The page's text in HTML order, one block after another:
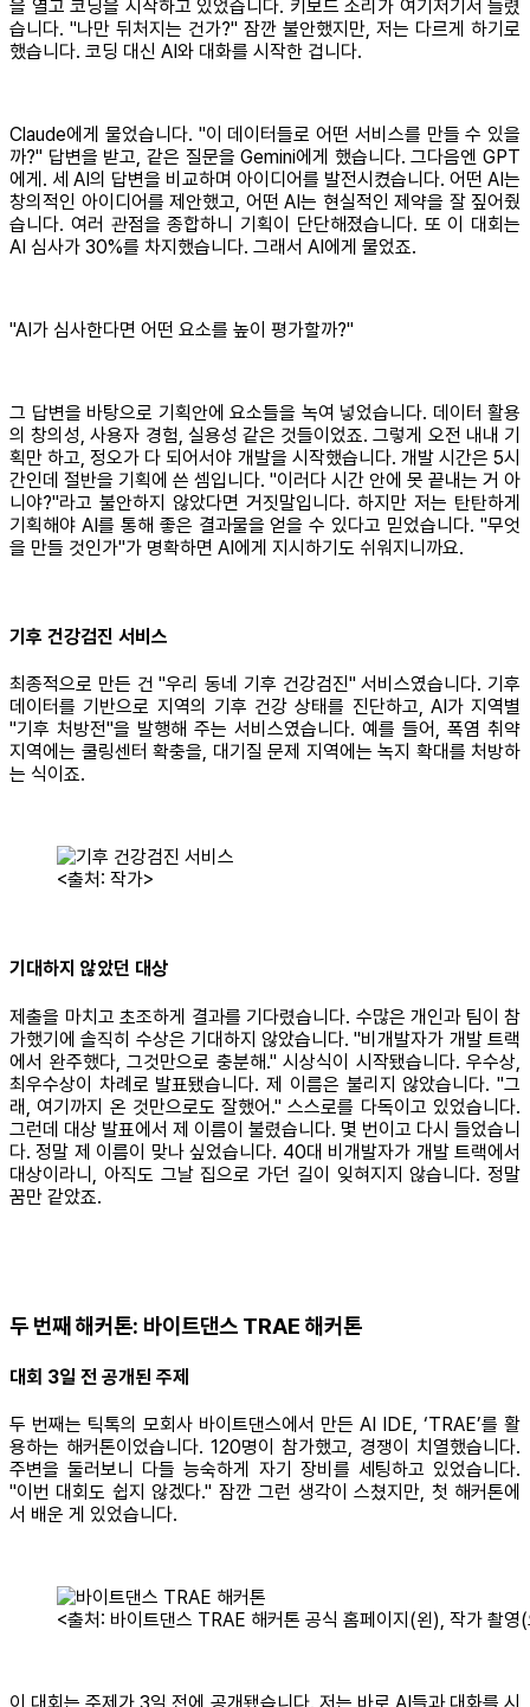
을 열고 코딩을 시작하고 있었습니다. 키보드 소리가 여기저기서 들렸
습니다. "나만 뒤처지는 건가?" 잠깐 불안했지만, 저는 다르게 하기로
했습니다. 코딩 대신 AI와 대화를 시작한 겁니다.
Claude에게 물었습니다. "이 데이터들로 어떤 서비스를 만들 수 있을
까?" 답변을 받고, 같은 질문을 Gemini에게 했습니다. 그다음엔 GPT
에게. 세 AI의 답변을 비교하며 아이디어를 발전시켰습니다. 어떤 AI는
창의적인 아이디어를 제안했고, 어떤 AI는 현실적인 제약을 잘 짚어줬
습니다. 여러 관점을 종합하니 기획이 단단해졌습니다. 또 이 대회는
AI 심사가 30%를 차지했습니다. 그래서 AI에게 물었죠.
"AI가 심사한다면 어떤 요소를 높이 평가할까?"
그 답변을 바탕으로 기획안에 요소들을 녹여 넣었습니다. 데이터 활용
의 창의성, 사용자 경험, 실용성 같은 것들이었죠. 그렇게 오전 내내 기
획만 하고, 정오가 다 되어서야 개발을 시작했습니다. 개발 시간은 5시
간인데 절반을 기획에 쓴 셈입니다. "이러다 시간 안에 못 끝내는 거 아
니야?"라고 불안하지 않았다면 거짓말입니다. 하지만 저는 탄탄하게
기획해야 AI를 통해 좋은 결과물을 얻을 수 있다고 믿었습니다. "무엇
을 만들 것인가"가 명확하면 AI에게 지시하기도 쉬워지니까요.
기후 건강검진 서비스
최종적으로 만든 건 "우리 동네 기후 건강검진" 서비스였습니다. 기후
데이터를 기반으로 지역의 기후 건강 상태를 진단하고, AI가 지역별
"기후 처방전"을 발행해 주는 서비스였습니다. 예를 들어, 폭염 취약
지역에는 쿨링센터 확충을, 대기질 문제 지역에는 녹지 확대를 처방하
는 식이죠.
<출처: 작가>
기대하지 않았던 대상
제출을 마치고 초조하게 결과를 기다렸습니다. 수많은 개인과 팀이 참
가했기에 솔직히 수상은 기대하지 않았습니다. "비개발자가 개발 트랙
에서 완주했다, 그것만으로 충분해." 시상식이 시작됐습니다. 우수상,
최우수상이 차례로 발표됐습니다. 제 이름은 불리지 않았습니다. "그
래, 여기까지 온 것만으로도 잘했어." 스스로를 다독이고 있었습니다.
그런데 대상 발표에서 제 이름이 불렸습니다. 몇 번이고 다시 들었습니
다. 정말 제 이름이 맞나 싶었습니다. 40대 비개발자가 개발 트랙에서
대상이라니, 아직도 그날 집으로 가던 길이 잊혀지지 않습니다. 정말
꿈만 같았죠.
두 번째 해커톤: 바이트댄스 TRAE 해커톤
대회 3일 전 공개된 주제
두 번째는 틱톡의 모회사 바이트댄스에서 만든 AI IDE, ‘TRAE’를 활
용하는 해커톤이었습니다. 120명이 참가했고, 경쟁이 치열했습니다.
주변을 둘러보니 다들 능숙하게 자기 장비를 세팅하고 있었습니다.
"이번 대회도 쉽지 않겠다." 잠깐 그런 생각이 스쳤지만, 첫 해커톤에
서 배운 게 있었습니다.
<출처: 바이트댄스 TRAE 해커톤 공식 홈페이지(왼), 작가 촬영